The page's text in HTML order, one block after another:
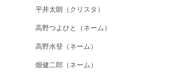
平井太朗（クリスタ）
高野つよひと（ネーム）
高野水登（ネーム）
畑健二郎（ネーム）